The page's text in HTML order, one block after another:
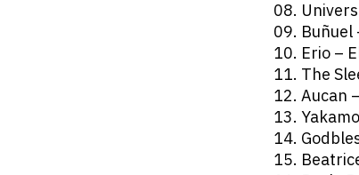
08.
09. Buñuel
10. Erio –
11. The
12. Aucan
13.
14.
15.